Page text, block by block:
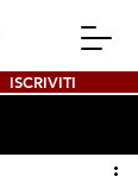
ISCRIVITI